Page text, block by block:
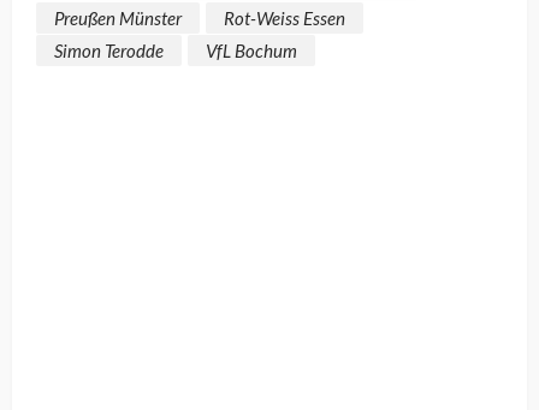
Preußen Münster
Rot-Weiss Essen
Simon Terodde
VfL Bochum